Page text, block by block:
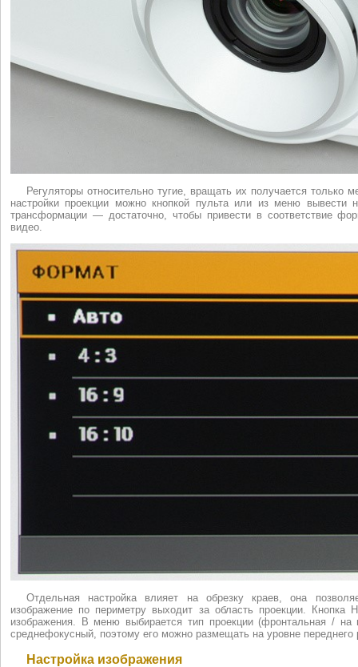
Регуляторы относительно тугие, вращать их получается
настройки проекции можно кнопкой пульта или из меню вывести
трансформации — достаточно, чтобы привести в соответствие
видео.
Отдельная настройка влияет на обрезку краев, она
изображение по периметру выходит за область проекции. Кнопка
изображения. В меню выбирается тип проекции (фронтальная / на
среднефокусный, поэтому его можно размещать на уровне переднего
Настройка изображения